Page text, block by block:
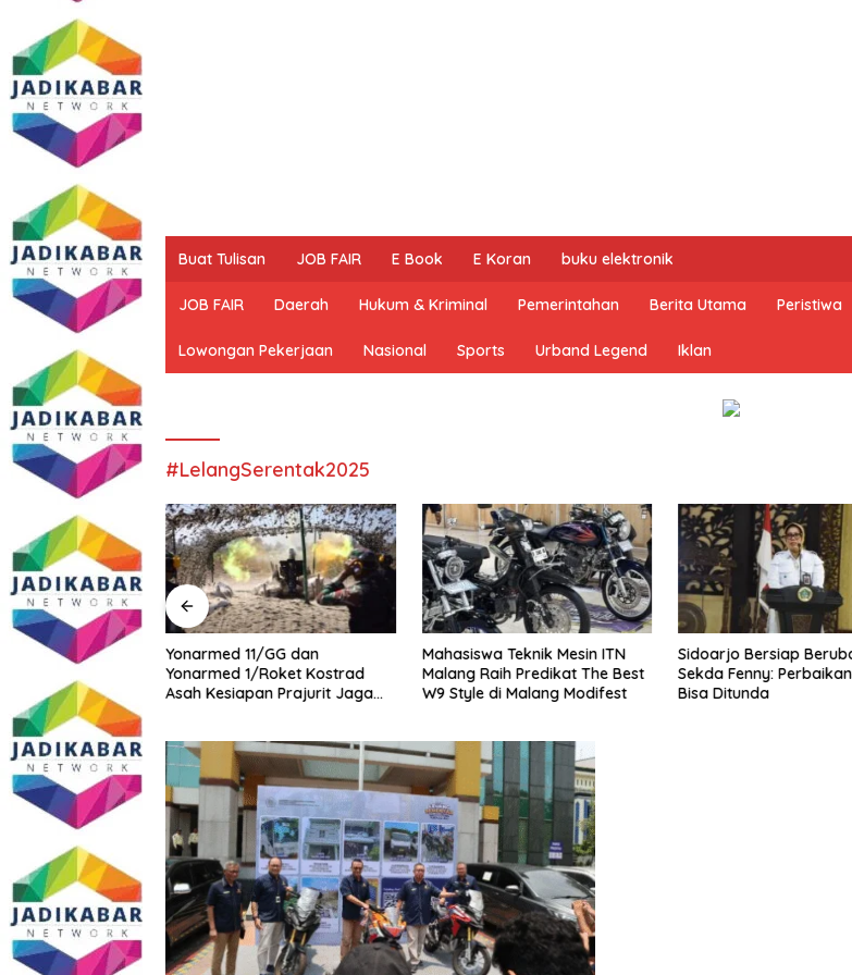
Buat Tulisan JOB FAIR E Book E Koran buku elektronik
JOB FAIR Daerah Hukum & Kriminal Pemerintahan Berita Utama Peristiwa
Lowongan Pekerjaan Nasional Sports Urband Legend Iklan
#LelangSerentak2025
Wartawan
Gedung,
SMAN 1
DPD IWOI
Yonarmed 11/GG dan
Yonarmed 1/Roket Kostrad
Asah Kesiapan Prajurit Jaga
Mahasiswa Teknik Mesin ITN
Malang Raih Predikat The Best
W9 Style di Malang Modifest
Sidoarjo Bersiap
Sekda Fenny:
Bisa Ditunda